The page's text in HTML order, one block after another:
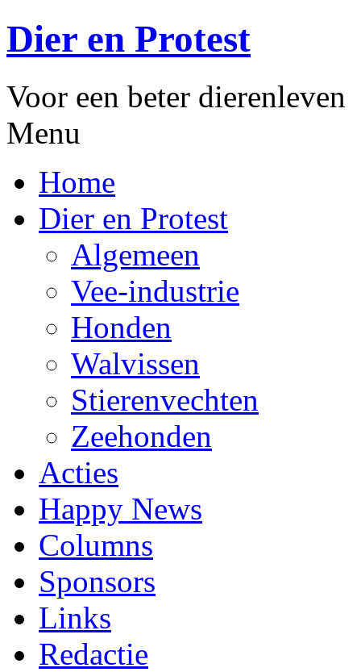
Dier en Protest
Voor een beter dierenleven
Menu
Home
Dier en Protest
Algemeen
Vee-industrie
Honden
Walvissen
Stierenvechten
Zeehonden
Acties
Happy News
Columns
Sponsors
Links
Redactie